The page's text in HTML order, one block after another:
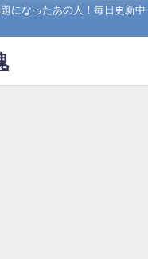
になったあの人！毎日更新中